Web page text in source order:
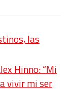
las
Hinno: “Mi
vivir mi ser